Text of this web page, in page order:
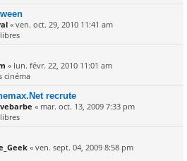
« ven. oct. 29, 2010 11:41 am
« lun. févr. 22, 2010 11:01 am
cinéma
recrute
« mar. oct. 13, 2009 7:33 pm
« ven. sept. 04, 2009 8:58 pm